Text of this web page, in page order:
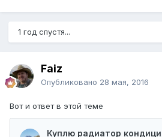
1 год спустя...
Faiz
Опубликовано 28 мая, 2016
Вот и ответ в этой теме